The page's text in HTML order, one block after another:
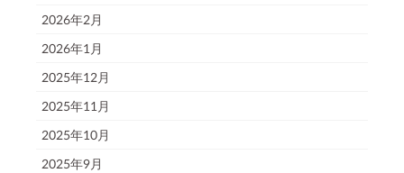
2026年2月
2026年1月
2025年12月
2025年11月
2025年10月
2025年9月